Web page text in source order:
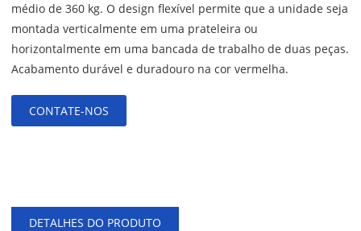
médio de 360 kg. O design flexível permite que a unidade seja
montada verticalmente em uma prateleira ou
horizontalmente em uma bancada de trabalho de duas peças.
Acabamento durável e duradouro na cor vermelha.
CONTATE-NOS
DETALHES DO PRODUTO